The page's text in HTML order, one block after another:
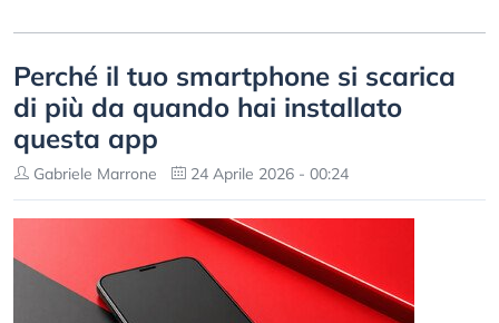
Perché il tuo smartphone si scarica
di più da quando hai installato
questa app
Gabriele Marrone 24 Aprile 2026 - 00:24